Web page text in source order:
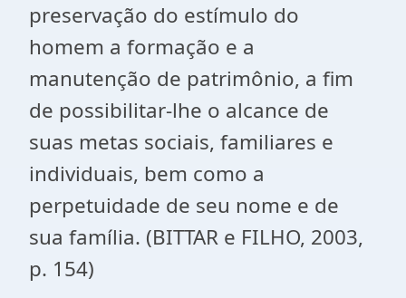
preservação do estímulo do
homem a formação e a
manutenção de patrimônio, a fim
de possibilitar-lhe o alcance de
suas metas sociais, familiares e
individuais, bem como a
perpetuidade de seu nome e de
sua família. (BITTAR e FILHO, 2003,
p. 154)